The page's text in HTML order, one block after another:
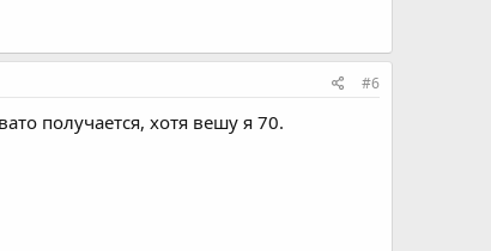
#6
получается, хотя вешу я 70.